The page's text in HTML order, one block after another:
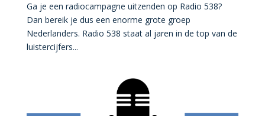
Ga je een radiocampagne uitzenden op Radio 538?
Dan bereik je dus een enorme grote groep
Nederlanders. Radio 538 staat al jaren in de top van de
luistercijfers...